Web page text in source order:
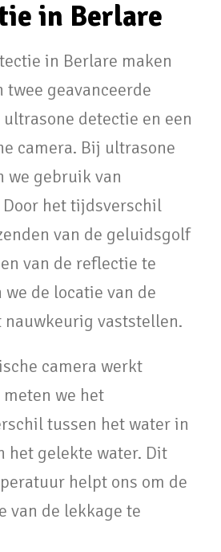
in Berlare
in Berlare maken
geavanceerde
detectie en een
camera. Bij ultrasone
we gebruik van
het tijdsverschil
van de geluidsgolf
van de reflectie te
de locatie van de
vaststellen.
camera werkt
we het
tussen het water in
het gelekte water. Dit
helpt ons om de
van de lekkage te